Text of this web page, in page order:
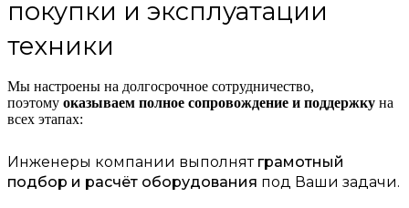
покупки и эксплуатации
техники
Мы настроены на долгосрочное сотрудничество,
поэтому оказываем полное сопровождение и поддержку на
всех этапах:
Инженеры компании выполнят грамотный
подбор и расчёт оборудования под Ваши задачи.